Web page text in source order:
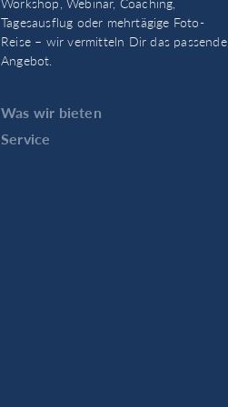
Tagesausflug oder mehrtägige Foto-
Reise – wir vermitteln Dir das passende
Angebot.
Was wir bieten
Service